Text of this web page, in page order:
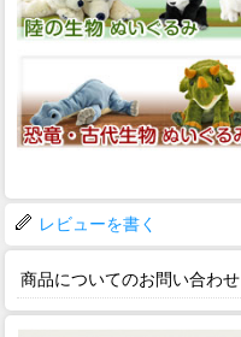
レビューを書く
商品についてのお問い合わせ